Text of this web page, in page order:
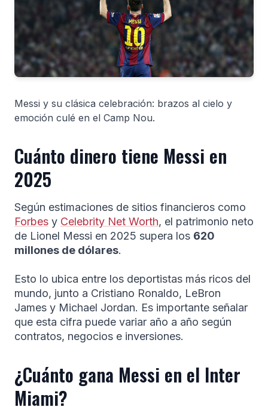
Messi y su clásica celebración: brazos al cielo y
emoción culé en el Camp Nou.
Cuánto dinero tiene Messi en
2025
Según estimaciones de sitios financieros como
Forbes y Celebrity Net Worth, el patrimonio neto
de Lionel Messi en 2025 supera los 620
millones de dólares.
Esto lo ubica entre los deportistas más ricos del
mundo, junto a Cristiano Ronaldo, LeBron
James y Michael Jordan. Es importante señalar
que esta cifra puede variar año a año según
contratos, negocios e inversiones.
¿Cuánto gana Messi en el Inter
Miami?